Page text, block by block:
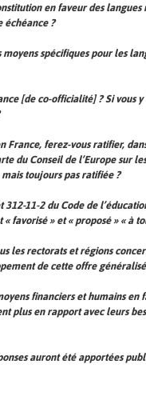
en faveur des langues
échéance ?
spécifiques pour les
[de co-officialité] ? Si vous
ferez-vous ratifier,
du Conseil de l’Europe sur
toujours pas ratifiée ?
11-2 du Code de
favorisé » et « proposé » « à
les rectorats et régions
de cette offre
financiers et humains en
plus en rapport avec leurs
auront été apportées